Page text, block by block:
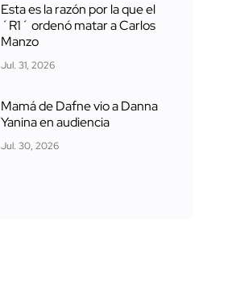
Esta es la razón por la que el
´R1´ ordenó matar a Carlos
Manzo
Jul. 31, 2026
Mamá de Dafne vio a Danna
Yanina en audiencia
Jul. 30, 2026